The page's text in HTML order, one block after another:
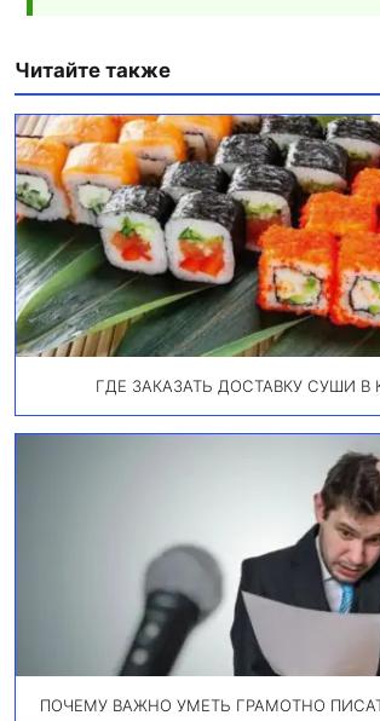
Читайте также
ГДЕ ЗАКАЗАТЬ ДОСТАВКУ СУШИ В
ПОЧЕМУ ВАЖНО УМЕТЬ ГРАМОТНО